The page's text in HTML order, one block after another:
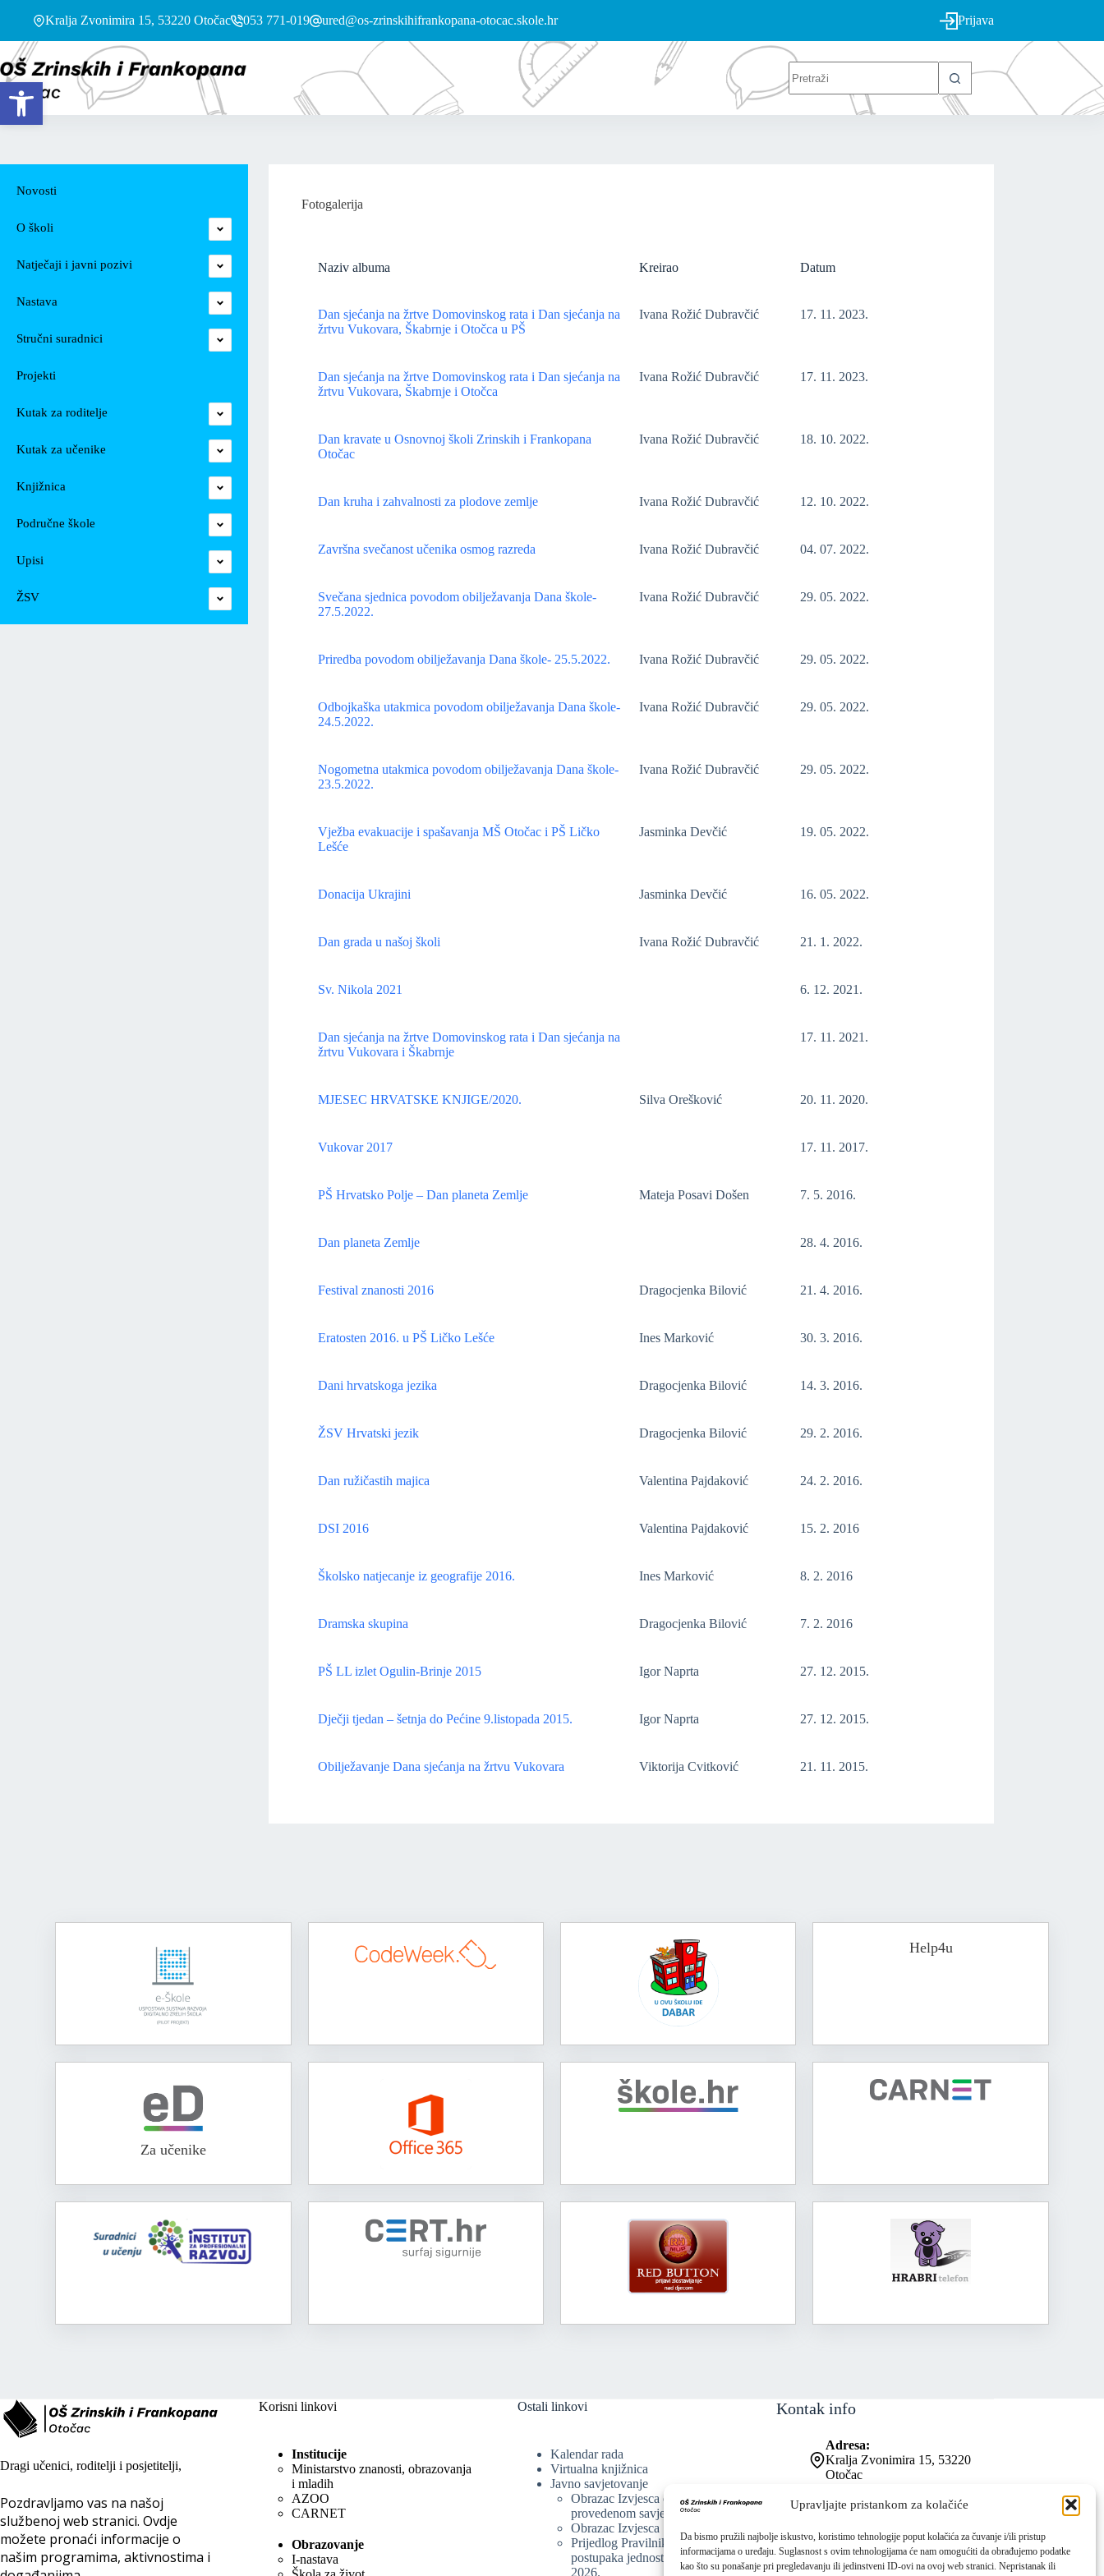
Open toolbar
Upravljajte pristankom za kolačiće
Da bismo pružili najbolje iskustvo, koristimo tehnologije poput kolačića za čuvanje i/ili pristup
informacijama o uređaju. Suglasnost s ovim tehnologijama će nam omogućiti da obrađujemo podatke
kao što su ponašanje pri pregledavanju ili jedinstveni ID-ovi na ovoj web stranici. Nepristanak ili
Kralja Zvonimira 15, 53220 Otočac 053 771-019 ured@os-zrinskihifrankopana-otocac.skole.hr Prijava
Fotogalerija
Naziv albuma Kreirao Datum
Dan sjećanja na žrtve Domovinskog rata i Dan sjećanja na
žrtvu Vukovara, Škabrnje i Otočca u PŠ
Ivana Rožić Dubravčić 17. 11. 2023.
Dan sjećanja na žrtve Domovinskog rata i Dan sjećanja na
žrtvu Vukovara, Škabrnje i Otočca
Ivana Rožić Dubravčić 17. 11. 2023.
Dan kravate u Osnovnoj školi Zrinskih i Frankopana
Otočac
Ivana Rožić Dubravčić 18. 10. 2022.
Dan kruha i zahvalnosti za plodove zemlje Ivana Rožić Dubravčić 12. 10. 2022.
Završna svečanost učenika osmog razreda Ivana Rožić Dubravčić 04. 07. 2022.
Svečana sjednica povodom obilježavanja Dana škole-
27.5.2022.
Ivana Rožić Dubravčić 29. 05. 2022.
Priredba povodom obilježavanja Dana škole- 25.5.2022. Ivana Rožić Dubravčić 29. 05. 2022.
Odbojkaška utakmica povodom obilježavanja Dana škole-
24.5.2022.
Ivana Rožić Dubravčić 29. 05. 2022.
Nogometna utakmica povodom obilježavanja Dana škole-
23.5.2022.
Ivana Rožić Dubravčić 29. 05. 2022.
Vježba evakuacije i spašavanja MŠ Otočac i PŠ Ličko
Lešće
Jasminka Devčić 19. 05. 2022.
Donacija Ukrajini Jasminka Devčić 16. 05. 2022.
Dan grada u našoj školi Ivana Rožić Dubravčić 21. 1. 2022.
Sv. Nikola 2021 6. 12. 2021.
Dan sjećanja na žrtve Domovinskog rata i Dan sjećanja na
žrtvu Vukovara i Škabrnje
17. 11. 2021.
MJESEC HRVATSKE KNJIGE/2020. Silva Orešković 20. 11. 2020.
Vukovar 2017 17. 11. 2017.
PŠ Hrvatsko Polje – Dan planeta Zemlje Mateja Posavi Došen 7. 5. 2016.
Dan planeta Zemlje 28. 4. 2016.
Festival znanosti 2016 Dragocjenka Bilović 21. 4. 2016.
Eratosten 2016. u PŠ Ličko Lešće Ines Marković 30. 3. 2016.
Dani hrvatskoga jezika Dragocjenka Bilović 14. 3. 2016.
ŽSV Hrvatski jezik Dragocjenka Bilović 29. 2. 2016.
Dan ružičastih majica Valentina Pajdaković 24. 2. 2016.
DSI 2016 Valentina Pajdaković 15. 2. 2016
Školsko natjecanje iz geografije 2016. Ines Marković 8. 2. 2016
Dramska skupina Dragocjenka Bilović 7. 2. 2016
PŠ LL izlet Ogulin-Brinje 2015 Igor Naprta 27. 12. 2015.
Dječji tjedan – šetnja do Pećine 9.listopada 2015. Igor Naprta 27. 12. 2015.
Obilježavanje Dana sjećanja na žrtvu Vukovara Viktorija Cvitković 21. 11. 2015.
Novosti
O školi
Natječaji i javni pozivi
Nastava
Stručni suradnici
Projekti
Kutak za roditelje
Kutak za učenike
Knjižnica
Područne škole
Upisi
ŽSV
Help4u
Za učenike
Dragi učenici, roditelji i posjetitelji,
Pozdravljamo vas na našoj
službenoj web stranici. Ovdje
možete pronaći informacije o
našim programima, aktivnostima i
Korisni linkovi
Institucije
Ministarstvo znanosti, obrazovanja
i mladih
AZOO
CARNET
Obrazovanje
I-nastava
Ostali linkovi
Kalendar rada
Virtualna knjižnica
Javno savjetovanje
Obrazac Izvjesca o
provedenom savjetovanju
Obrazac Izvjesca
Prijedlog Pravilnika o provedbi
postupaka jednostavne nabave
2026.
Kontak info
Adresa:
Kralja Zvonimira 15, 53220
Otočac
053 771-019
ured@os-zrinskihifrankopana-
otocac.skole.hr